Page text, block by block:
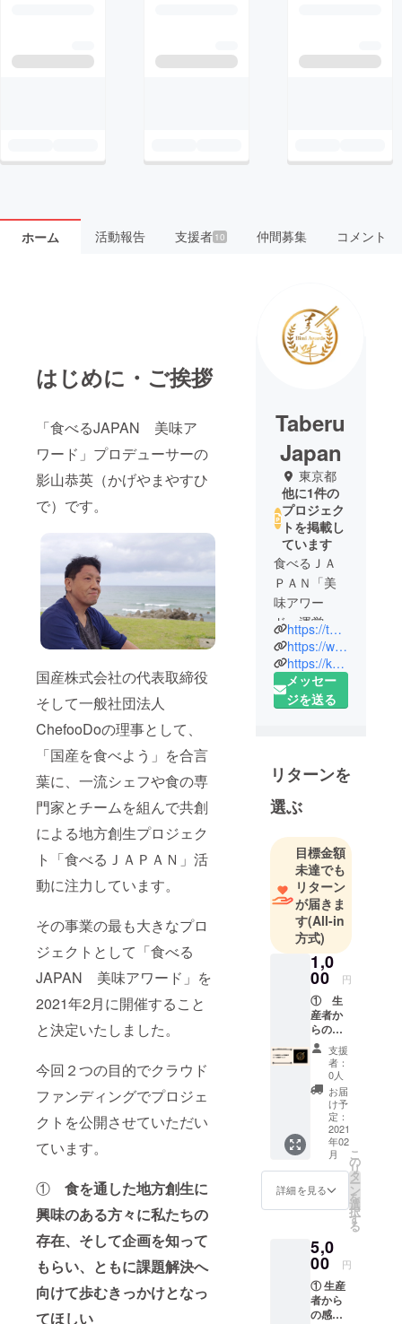
ホーム 活動報告 支援者 10 仲間募集 コメント
はじめに・ご挨拶
「食べるJAPAN 美味ア
ワード」プロデューサーの
影山恭英（かげやまやすひ
で）です。
国産株式会社の代表取締役
そして一般社団法人
ChefooDoの理事として、
「国産を食べよう」を合言
葉に、一流シェフや食の専
門家とチームを組んで共創
による地方創生プロジェク
ト「食べるＪＡＰＡＮ」活
動に注力しています。
その事業の最も大きなプロ
ジェクトとして「食べる
JAPAN 美味アワード」を
2021年2月に開催すること
と決定いたしました。
今回２つの目的でクラウド
ファンディングでプロジェ
クトを公開させていただい
ています。
① 食を通した地方創生に
興味のある方々に私たちの
存在、そして企画を知って
もらい、ともに課題解決へ
向けて歩むきっかけとなっ
てほしい
Taberu
Japan
東京都
他に1件の
プロジェク
トを掲載し
ています
食べるＪＡ
ＰＡＮ「美
味アワー
ド」運営委
員会事務局
影山恭英
（かげやま
やすひ
ＭＴ＆カン
パニーに入
社して、主
に食品業界
のマーケ
ティング支
援を推進。
２００４年
に地域企業
の商品開発
から販路開
拓・ブラン
ディング支
援まで横断
的に展開す
る企画商社
「国産株式
会社」を設
立、現在に
至る。ま
た、一般社
団法人
ChefooDoの
て、一流
シェフとの
共創による
地方創生プ
https://taberujapan.com/award/
https://www.chefoodo.jp/
https://kokusan.jp/
メッセー
ジを送る
リターンを
選ぶ
目標金額
未達でも
リターン
が届きま
す(All-in
方式)
1,0
00 円
① 生
産者か
らの感
謝状
② １
支援ポ
イント
支援
者：
0人
お届
け予
定：
2021
年02
月
詳細を見る
こ
の
リ
タ
ー
ン
を
選
択
す
る
5,0
00 円
① 生産
者から
の感謝